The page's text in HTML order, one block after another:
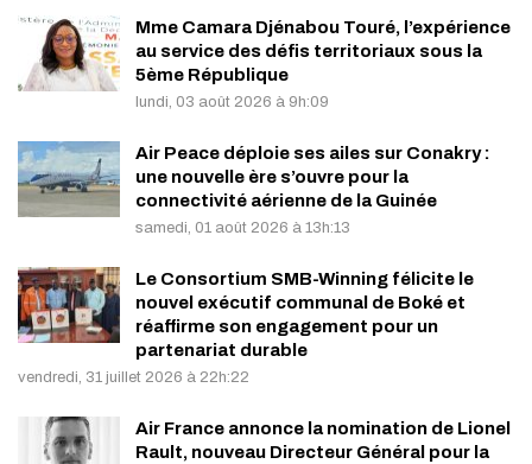
Mme Camara Djénabou Touré, l’expérience
au service des défis territoriaux sous la
5ème République
lundi, 03 août 2026 à 9h:09
Air Peace déploie ses ailes sur Conakry :
une nouvelle ère s’ouvre pour la
connectivité aérienne de la Guinée
samedi, 01 août 2026 à 13h:13
Le Consortium SMB-Winning félicite le
nouvel exécutif communal de Boké et
réaffirme son engagement pour un
partenariat durable
vendredi, 31 juillet 2026 à 22h:22
Air France annonce la nomination de Lionel
Rault, nouveau Directeur Général pour la